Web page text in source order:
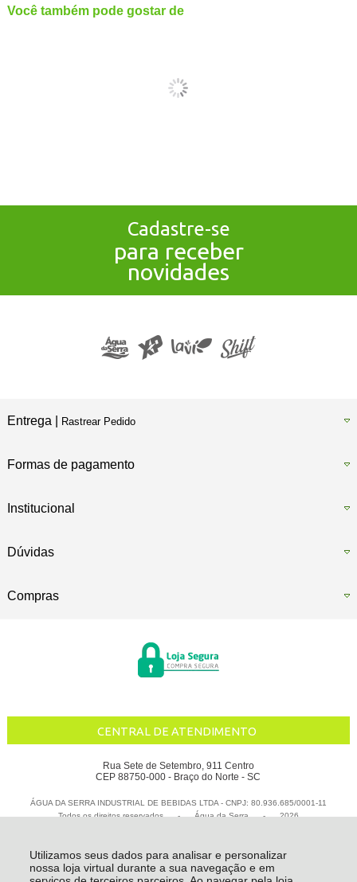
Utilizamos seus dados para analisar e personalizar
nossa loja virtual durante a sua navegação e em
Você também pode gostar de
Cadastre-se
para receber
novidades
Entrega | Rastrear Pedido
Formas de pagamento
Institucional
Dúvidas
Compras
CENTRAL DE ATENDIMENTO
Rua Sete de Setembro, 911 Centro
CEP 88750-000 - Braço do Norte - SC
ÁGUA DA SERRA INDUSTRIAL DE BEBIDAS LTDA - CNPJ: 80.936.685/0001-11
Todos os direitos reservados-Água da Serra-2026